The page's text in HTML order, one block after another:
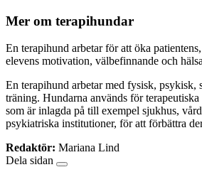
Mer om terapihundar
En terapihund arbetar för att öka
elevens motivation, välbefinnande och
En terapihund arbetar med fysisk, psykisk,
träning. Hundarna används för
som är inlagda på till exempel sjukhus,
psykiatriska institutioner, för att förbättra
Redaktör: Mariana Lind
Dela sidan